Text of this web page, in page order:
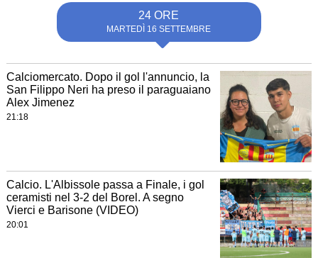
24 ORE
MARTEDÌ 16 SETTEMBRE
Calciomercato. Dopo il gol l'annuncio, la
San Filippo Neri ha preso il paraguaiano
Alex Jimenez
21:18
Calcio. L'Albissole passa a Finale, i gol
ceramisti nel 3-2 del Borel. A segno
Vierci e Barisone (VIDEO)
20:01